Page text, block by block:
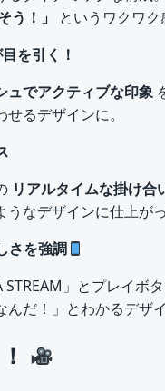
う！」
というワクワク
を引く！
ュでアクティブな印象
るデザインに。
リアルタイムな掛け合
うなデザインに仕上が
さを強調
」とプレイボタ
だ！」とわかるデザ